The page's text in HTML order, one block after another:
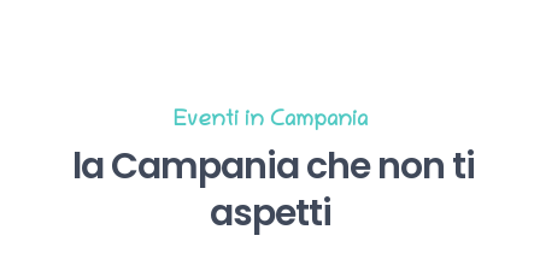
Eventi in Campania
la Campania che non ti
aspetti